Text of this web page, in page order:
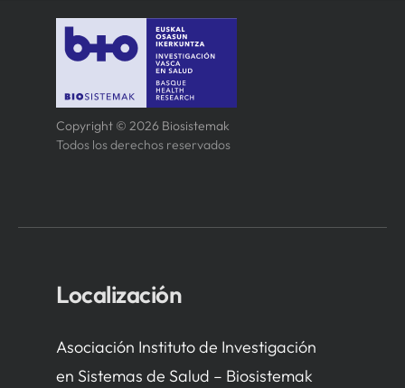
Copyright © 2026 Biosistemak
Todos los derechos reservados
Localización
Asociación Instituto de Investigación
en Sistemas de Salud – Biosistemak